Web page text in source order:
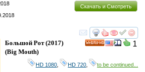
Скачать и Смотреть
смотреть
1
Большой Рот(2017)
(Big Mouth)
HD 1080 HD 720 to be continued...